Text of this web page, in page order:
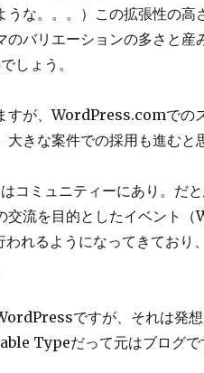
うな。。。）この拡張性の高
のバリエーションの多さと産
しょう。
すが、WordPress.comでの
きな案件での採用も進むと
コミュニティーにあり。だ
交流を目的としたイベント
れるようになってきており
ですが、それは発
Typeだって元はブログで